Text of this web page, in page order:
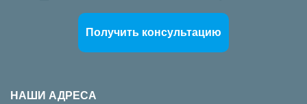
Получить консультацию
НАШИ АДРЕСА